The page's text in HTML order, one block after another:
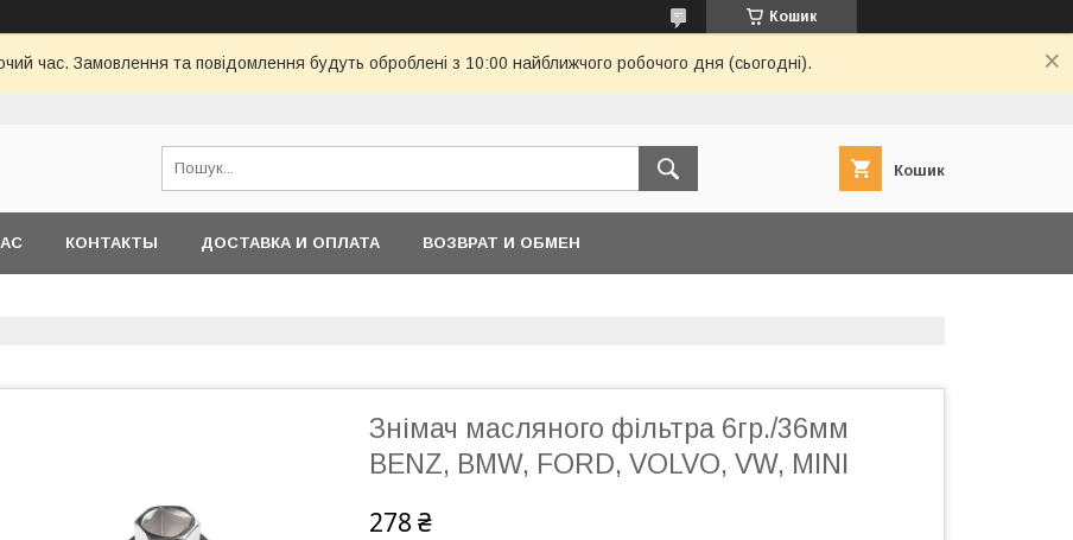
Кошик
час. Замовлення та повідомлення будуть оброблені з 10:00 найближчого робочого дня (сьогодні).
Кошик
КОНТАКТЫ ДОСТАВКА И ОПЛАТА ВОЗВРАТ И ОБМЕН
Знімач масляного фільтра 6гр./36мм
BENZ, BMW, FORD, VOLVO, VW, MINI
278 ₴